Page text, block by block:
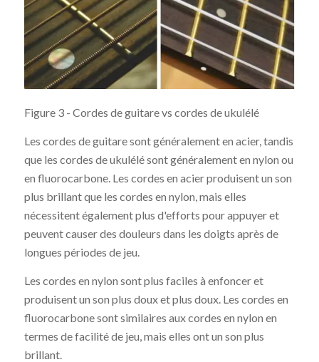
Figure 3 - Cordes de guitare vs cordes de ukulélé
Les cordes de guitare sont généralement en acier, tandis
que les cordes de ukulélé sont généralement en nylon ou
en fluorocarbone. Les cordes en acier produisent un son
plus brillant que les cordes en nylon, mais elles
nécessitent également plus d'efforts pour appuyer et
peuvent causer des douleurs dans les doigts après de
longues périodes de jeu.
Les cordes en nylon sont plus faciles à enfoncer et
produisent un son plus doux et plus doux. Les cordes en
fluorocarbone sont similaires aux cordes en nylon en
termes de facilité de jeu, mais elles ont un son plus
brillant.